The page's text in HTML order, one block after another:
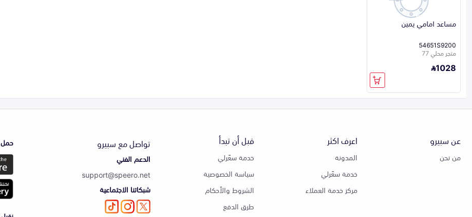
مساعد امامي يمين
54651S9200
متجر محلي 77
1028
عن سبيرو
من نحن
اعرف اكثر
المدونة
خدمة سعّرلي
مركز خدمة العملاء
قبل أن تبدأ
خدمة سعّرلي
سياسة الخصوصية
الشروط والأحكام
طرق الدفع
تواصل مع سبيرو
الدعم الفني
support@speero.net
شبكاتنا الاجتماعية
حمل